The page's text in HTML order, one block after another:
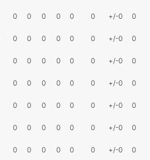
0 0 0 0 0 0 +/-0 0
0 0 0 0 0 0 +/-0 0
0 0 0 0 0 0 +/-0 0
0 0 0 0 0 0 +/-0 0
0 0 0 0 0 0 +/-0 0
0 0 0 0 0 0 +/-0 0
0 0 0 0 0 0 +/-0 0